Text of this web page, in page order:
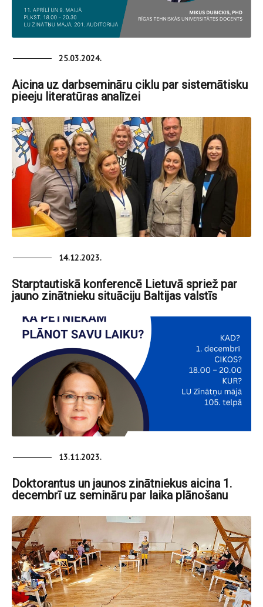
25.03.2024.
Aicina uz darbsemināru ciklu par sistemātisku
pieeju literatūras analīzei
14.12.2023.
Starptautiskā konferencē Lietuvā spriež par
jauno zinātnieku situāciju Baltijas valstīs
13.11.2023.
Doktorantus un jaunos zinātniekus aicina 1.
decembrī uz semināru par laika plānošanu